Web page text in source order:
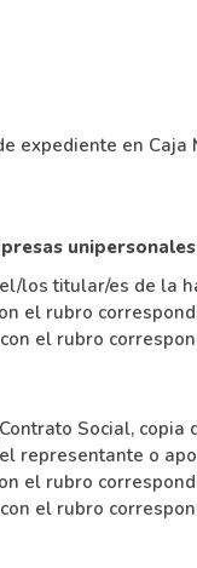
expediente en Caja
los titular/es de la
el rubro
con el rubro
Social,
representante o
el rubro
con el rubro